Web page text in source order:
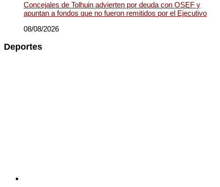
Concejales de Tolhuin advierten por deuda con OSEF y
apuntan a fondos que no fueron remitidos por el Ejecutivo
08/08/2026
Deportes